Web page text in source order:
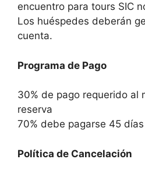
encuentro para tours SIC
Los huéspedes deberán
cuenta.
Programa de Pago
30% de pago requerido al
reserva
70% debe pagarse 45
Política de Cancelación